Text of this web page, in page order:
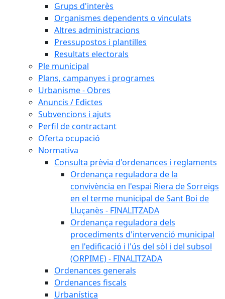
Grups d'interès
Organismes dependents o vinculats
Altres administracions
Pressupostos i plantilles
Resultats electorals
Ple municipal
Plans, campanyes i programes
Urbanisme - Obres
Anuncis / Edictes
Subvencions i ajuts
Perfil de contractant
Oferta ocupació
Normativa
Consulta prèvia d'ordenances i reglaments
Ordenança reguladora de la
convivència en l'espai Riera de Sorreigs
en el terme municipal de Sant Boi de
Lluçanès - FINALITZADA
Ordenança reguladora dels
procediments d'intervenció municipal
en l'edificació i l'ús del sòl i del subsol
(ORPIME) - FINALITZADA
Ordenances generals
Ordenances fiscals
Urbanística